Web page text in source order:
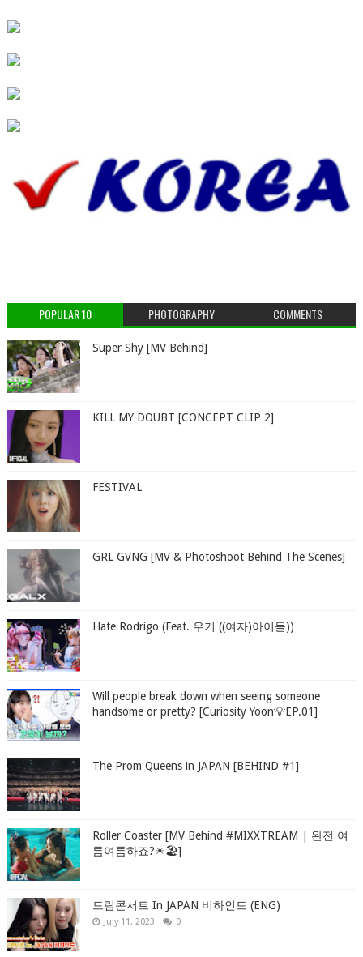
POPULAR 10 PHOTOGRAPHY COMMENTS
Super Shy [MV Behind]
KILL MY DOUBT [CONCEPT CLIP 2]
FESTIVAL
GRL GVNG [MV & Photoshoot Behind The Scenes]
Hate Rodrigo (Feat. 우기 ((여자)아이들))
Will people break down when seeing someone
handsome or pretty? [Curiosity Yoon💡EP.01]
The Prom Queens in JAPAN [BEHIND #1]
Roller Coaster [MV Behind #MIXXTREAM | 완전 여
름여름하죠?☀🏖]
드림콘서트 In JAPAN 비하인드 (ENG)
July 11, 2023 0